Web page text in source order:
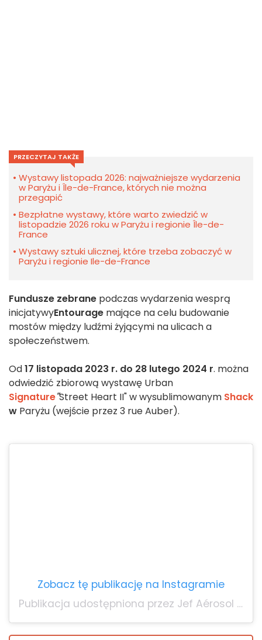
PRZECZYTAJ TAKŻE
Wystawy listopada 2026: najważniejsze wydarzenia
w Paryżu i Île-de-France, których nie można
przegapić
Bezpłatne wystawy, które warto zwiedzić w
listopadzie 2026 roku w Paryżu i regionie Île-de-
France
Wystawy sztuki ulicznej, które trzeba zobaczyć w
Paryżu i regionie Ile-de-France
Fundusze zebrane podczas wydarzenia wesprą
inicjatywyEntourage mające na celu budowanie
mostów między ludźmi żyjącymi na ulicach a
społeczeństwem.
Od17 listopada 2023 r. do 28 lutego 2024 r. można
odwiedzić zbiorową wystawę Urban
Signature"Street Heart II" w wysublimowanym Shack
w Paryżu (wejście przez 3 rue Auber).
Zobacz tę publikację na Instagramie
Publikacja udostępniona przez Jef Aérosol (@jefaerosol)